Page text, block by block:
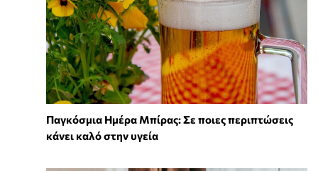
Παγκόσμια Ημέρα Μπίρας: Σε ποιες περιπτώσεις
κάνει καλό στην υγεία